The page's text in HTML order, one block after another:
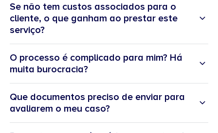
“A melhor experiência do cliente
ao serviço do bem-estar financeiro”
Se não tem custos associados para o
cliente, o que ganham ao prestar este
serviço?
O processo é complicado para mim? Há
muita burocracia?
Que documentos preciso de enviar para
avaliarem o meu caso?